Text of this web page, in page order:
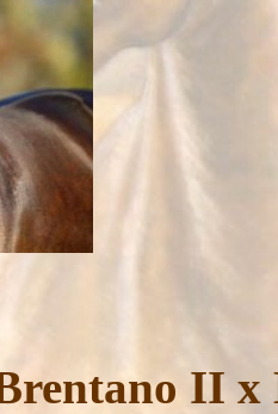
II x